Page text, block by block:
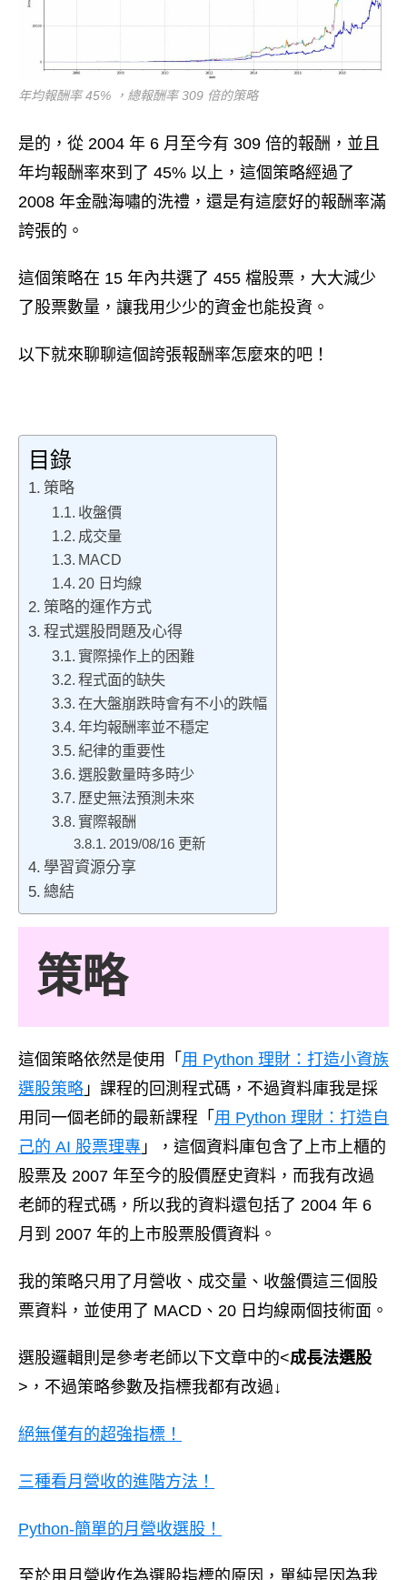
年均報酬率 45% ，總報酬率 309 倍的策略
是的，從 2004 年 6 月至今有 309 倍的報酬，並且
年均報酬率來到了 45% 以上，這個策略經過了
2008 年金融海嘯的洗禮，還是有這麼好的報酬率滿
誇張的。
這個策略在 15 年內共選了 455 檔股票，大大減少
了股票數量，讓我用少少的資金也能投資。
以下就來聊聊這個誇張報酬率怎麼來的吧！
目錄
策略
收盤價
成交量
MACD
20 日均線
策略的運作方式
程式選股問題及心得
實際操作上的困難
程式面的缺失
在大盤崩跌時會有不小的跌幅
年均報酬率並不穩定
紀律的重要性
選股數量時多時少
歷史無法預測未來
實際報酬
2019/08/16 更新
學習資源分享
總結
策略
這個策略依然是使用「 用 Python 理財：打造小資族
選股策略 」課程的回測程式碼，不過資料庫我是採
用同一個老師的最新課程「 用 Python 理財：打造自
己的 AI 股票理專 」，這個資料庫包含了上市上櫃的
股票及 2007 年至今的股價歷史資料，而我有改過
老師的程式碼，所以我的資料還包括了 2004 年 6
月到 2007 年的上市股票股價資料。
我的策略只用了月營收、成交量、收盤價這三個股
票資料，並使用了 MACD、20 日均線兩個技術面。
選股邏輯則是參考老師以下文章中的<成長法選股
>，不過策略參數及指標我都有改過↓
絕無僅有的超強指標！
三種看月營收的進階方法！
Python-簡單的月營收選股！
至於用月營收作為選股指標的原因，單純是因為我